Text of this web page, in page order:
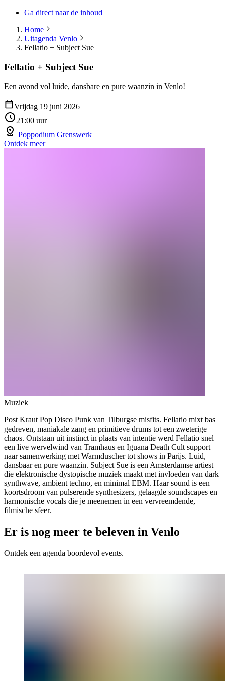
Ga direct naar de inhoud
Home
Uitagenda Venlo
Fellatio + Subject Sue
Fellatio + Subject Sue
Een avond vol luide, dansbare en pure waanzin in Venlo!
Vrijdag 19 juni 2026
21:00 uur
Poppodium Grenswerk
Ontdek meer
Muziek
Post Kraut Pop Disco Punk van Tilburgse misfits. Fellatio mixt bas
gedreven, maniakale zang en primitieve drums tot een zweterige
chaos. Ontstaan uit instinct in plaats van intentie werd Fellatio snel
een live wervelwind van Tramhaus en Iguana Death Cult support
naar samenwerking met Warmduscher tot shows in Parijs. Luid,
dansbaar en pure waanzin. Subject Sue is een Amsterdamse artiest
die elektronische dystopische muziek maakt met invloeden van dark
synthwave, ambient techno, en minimal EBM. Haar sound is een
koortsdroom van pulserende synthesizers, gelaagde soundscapes en
harmonische vocals die je meenemen in een vervreemdende,
filmische sfeer.
Er is nog meer te beleven in Venlo
Ontdek een agenda boordevol events.